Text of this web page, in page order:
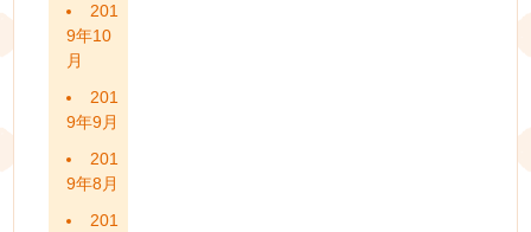
201
9年10
月
201
9年9月
201
9年8月
201